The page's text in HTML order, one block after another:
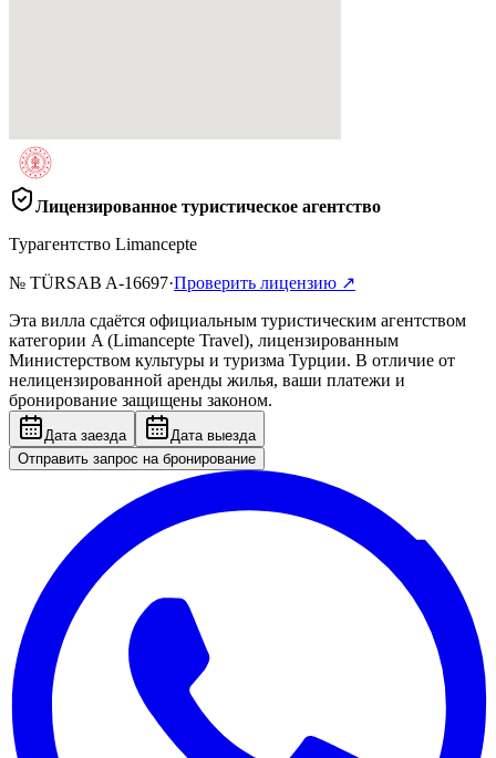
Лицензированное туристическое агентство
Турагентство Limancepte
№ TÜRSAB A-16697·Проверить лицензию ↗
Эта вилла сдаётся официальным туристическим агентством
категории A (Limancepte Travel), лицензированным
Министерством культуры и туризма Турции. В отличие от
нелицензированной аренды жилья, ваши платежи и
бронирование защищены законом.
Дата заезда
Дата выезда
Отправить запрос на бронирование